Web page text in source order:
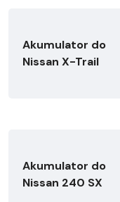
Akumulator do
Nissan X-Trail
Akumulator do
Nissan 240 SX